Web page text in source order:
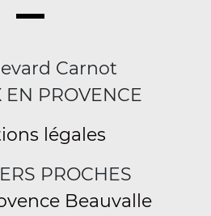
Carnot
EN PROVENCE
légales
PROCHES
Beauvalle